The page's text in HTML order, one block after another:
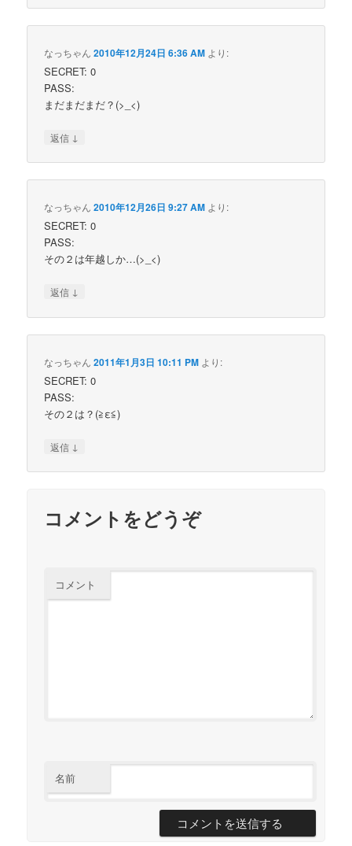
なっちゃん 2010年12月24日 6:36 AM より:
SECRET: 0
PASS:
まだまだまだ？(>_<)
返信 ↓
なっちゃん 2010年12月26日 9:27 AM より:
SECRET: 0
PASS:
その２は年越しか…(>_<)
返信 ↓
なっちゃん 2011年1月3日 10:11 PM より:
SECRET: 0
PASS:
その２は？(≧ε≦)
返信 ↓
コメントをどうぞ
コメント
名前